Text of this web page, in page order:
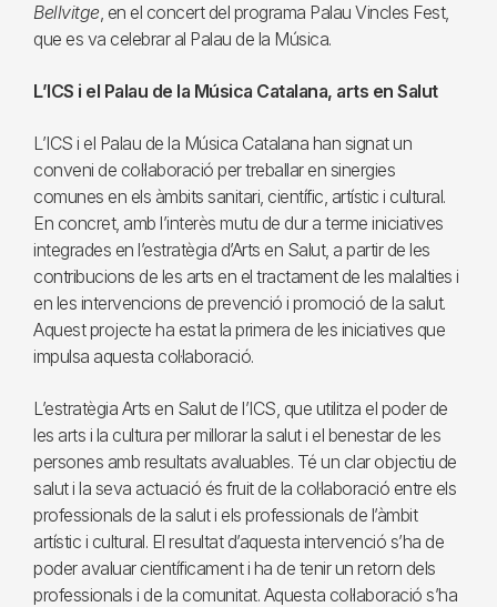
Bellvitge, en el concert del programa Palau Vincles Fest,
que es va celebrar al Palau de la Música.
L’ICS i el Palau de la Música Catalana, arts en Salut
L’ICS i el Palau de la Música Catalana han signat un
conveni de col·laboració per treballar en sinergies
comunes en els àmbits sanitari, científic, artístic i cultural.
En concret, amb l’interès mutu de dur a terme iniciatives
integrades en l’estratègia d’Arts en Salut, a partir de les
contribucions de les arts en el tractament de les malalties i
en les intervencions de prevenció i promoció de la salut.
Aquest projecte ha estat la primera de les iniciatives que
impulsa aquesta col·laboració.
L’estratègia Arts en Salut de l’ICS, que utilitza el poder de
les arts i la cultura per millorar la salut i el benestar de les
persones amb resultats avaluables. Té un clar objectiu de
salut i la seva actuació és fruit de la col·laboració entre els
professionals de la salut i els professionals de l’àmbit
artístic i cultural. El resultat d’aquesta intervenció s’ha de
poder avaluar científicament i ha de tenir un retorn dels
professionals i de la comunitat. Aquesta col·laboració s’ha